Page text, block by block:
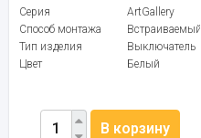
Серия
ArtGallery
Способ монтажа
Встраиваемый
Тип изделия
Выключатель
Цвет
Белый
В корзину